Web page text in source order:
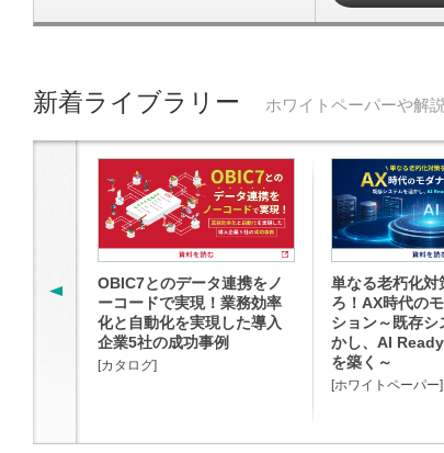
新着ライブラリー ホワイトペーパーや解
OBIC7とのデータ連携をノ
ーコードで実現！業務効率
化と自動化を実現した導入
企業5社の成功事例
[カタログ]
単なる老朽化対
ろ！AX時代の
ション～既存シ
かし、AI
を築く～
[ホワイトペーパー]